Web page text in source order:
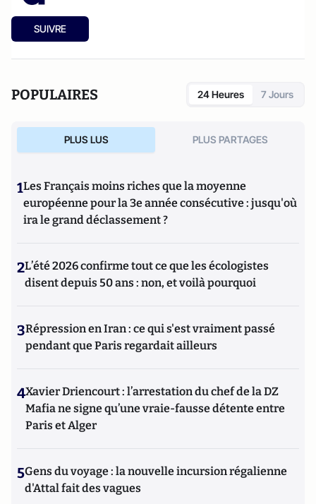
SUIVRE
POPULAIRES 24 Heures 7 Jours
PLUS LUS PLUS PARTAGES
1Les Français moins riches que la moyenne
européenne pour la 3e année consécutive : jusqu'où
ira le grand déclassement ?
2L’été 2026 confirme tout ce que les écologistes
disent depuis 50 ans : non, et voilà pourquoi
3Répression en Iran : ce qui s'est vraiment passé
pendant que Paris regardait ailleurs
4Xavier Driencourt : l’arrestation du chef de la DZ
Mafia ne signe qu’une vraie-fausse détente entre
Paris et Alger
5Gens du voyage : la nouvelle incursion régalienne
d'Attal fait des vagues